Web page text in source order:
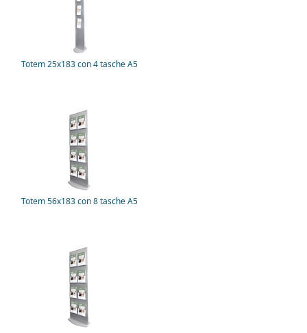
Totem 25x183 con 4 tasche A5
Totem 56x183 con 8 tasche A5